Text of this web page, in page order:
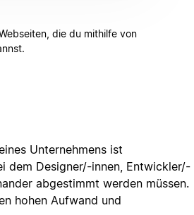
die du mithilfe von
Unternehmens ist
dem Designer/-innen, Entwickler/-
abgestimmt werden müssen.
hohen Aufwand und